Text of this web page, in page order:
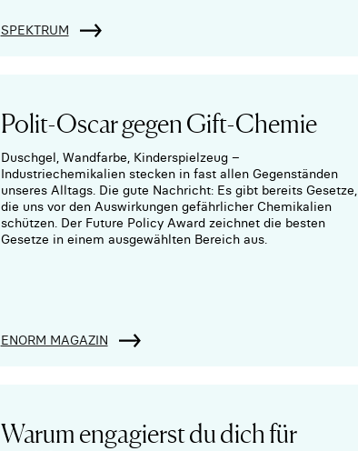
SPEKTRUM
Polit-Oscar gegen Gift-Chemie
Duschgel, Wandfarbe, Kinderspielzeug –
Industriechemikalien stecken in fast allen Gegenständen
unseres Alltags. Die gute Nachricht: Es gibt bereits Gesetze,
die uns vor den Auswirkungen gefährlicher Chemikalien
schützen. Der Future Policy Award zeichnet die besten
Gesetze in einem ausgewählten Bereich aus.
ENORM MAGAZIN
Warum engagierst du dich für